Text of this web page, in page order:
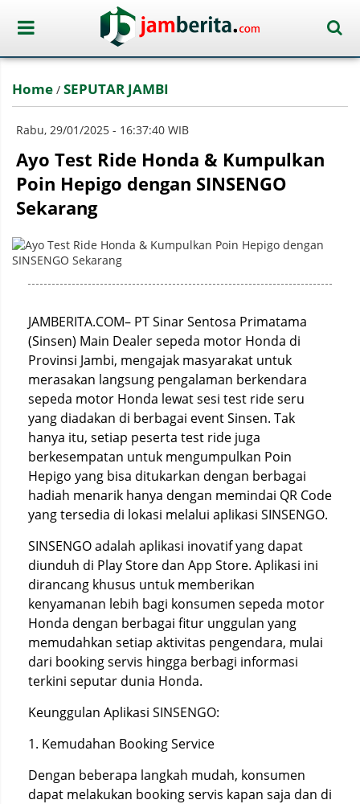
Home / SEPUTAR JAMBI
Rabu, 29/01/2025 - 16:37:40 WIB
Ayo Test Ride Honda & Kumpulkan
Poin Hepigo dengan SINSENGO
Sekarang
JAMBERITA.COM– PT Sinar Sentosa Primatama
(Sinsen) Main Dealer sepeda motor Honda di
Provinsi Jambi, mengajak masyarakat untuk
merasakan langsung pengalaman berkendara
sepeda motor Honda lewat sesi test ride seru
yang diadakan di berbagai event Sinsen. Tak
hanya itu, setiap peserta test ride juga
berkesempatan untuk mengumpulkan Poin
Hepigo yang bisa ditukarkan dengan berbagai
hadiah menarik hanya dengan memindai QR Code
yang tersedia di lokasi melalui aplikasi SINSENGO.
SINSENGO adalah aplikasi inovatif yang dapat
diunduh di Play Store dan App Store. Aplikasi ini
dirancang khusus untuk memberikan
kenyamanan lebih bagi konsumen sepeda motor
Honda dengan berbagai fitur unggulan yang
memudahkan setiap aktivitas pengendara, mulai
dari booking servis hingga berbagi informasi
terkini seputar dunia Honda.
Keunggulan Aplikasi SINSENGO:
1. Kemudahan Booking Service
Dengan beberapa langkah mudah, konsumen
dapat melakukan booking servis kapan saja dan di